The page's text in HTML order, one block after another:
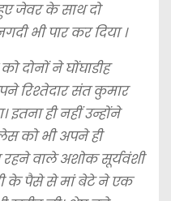
जेवर के साथ दो
भी पार कर दिया ।
दोनों ने घोंघाडीह
रिश्तेदार संत कुमार
ही नहीं उन्होंने
को भी अपने ही
रहने वाले अशोक सूर्यवंशी
के पैसे से मां बेटे ने एक